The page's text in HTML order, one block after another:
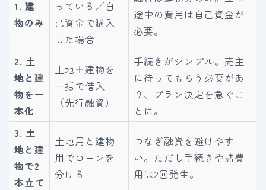
1. 建
物のみ
っている／自
己資金で購入
した場合
途中の費用は自己資金が
必要。
2. 土
地と建
物を一
本化
土地＋建物を
一括で借入
（先行融資）
手続きがシンプル。売主
に待ってもらう必要があ
り、プラン決定を急ぐこ
とに。
3. 土
地と建
物で2
本立て
土地用と建物
用でローンを
分ける
つなぎ融資を避けやす
い。ただし手続きや諸費
用は2回発生。